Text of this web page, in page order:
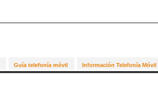
Guía telefonía móvil Información Telefonía Móvil